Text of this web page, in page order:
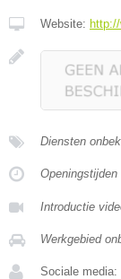
Website:
Diensten
Openingstijden
Introductie
Werkgebied
Sociale media: